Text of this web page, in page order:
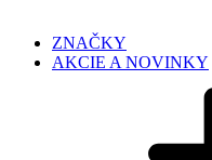
ZNAČKY
AKCIE A NOVINKY